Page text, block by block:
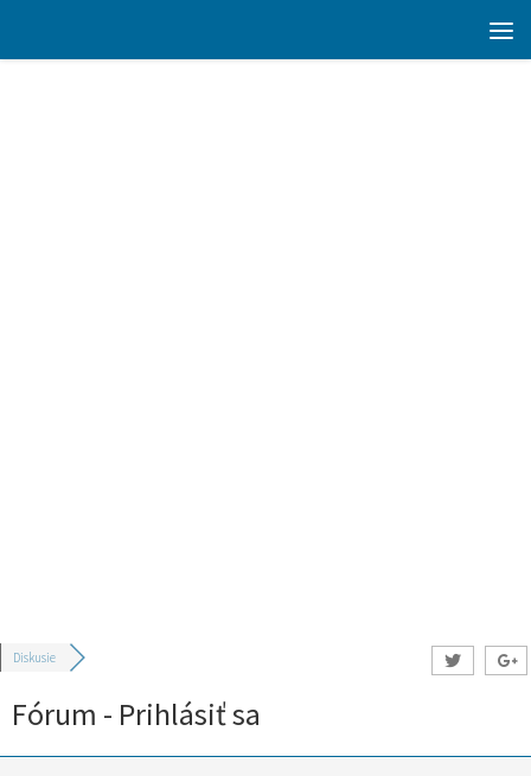
Diskusie
Fórum - Prihlásiť sa